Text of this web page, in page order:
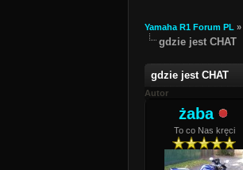
Yamaha R1 Forum PL »
gdzie jest CHAT
gdzie jest CHAT
Autor
żaba
To co Nas kręci